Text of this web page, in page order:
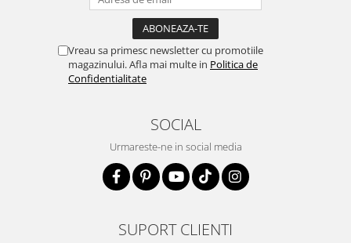
Vreau sa primesc newsletter cu promotiile
magazinului. Afla mai multe in Politica de
Confidentialitate
SOCIAL
Urmareste-ne in social media
SUPORT CLIENTI